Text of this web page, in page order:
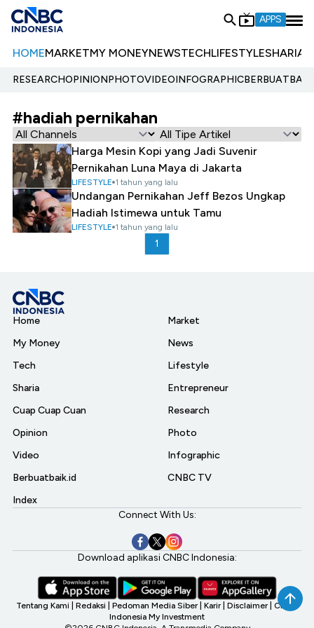
APPS
HOMEMARKETMY MONEYNEWSTECHLIFESTYLESHARIA
RESEARCHOPINIONPHOTOVIDEOINFOGRAPHIC
#hadiah pernikahan
Harga Mesin Kopi yang Jadi Suvenir
Pernikahan Luna Maya di Jakarta
LIFESTYLE 1 tahun yang lalu
Undangan Pernikahan Jeff Bezos Ungkap
Hadiah Istimewa untuk Tamu
LIFESTYLE 1 tahun yang lalu
1
Home
My Money
Tech
Sharia
Cuap Cuap Cuan
Opinion
Video
Berbuatbaik.id
Index
Market
News
Lifestyle
Entrepreneur
Research
Photo
Infographic
CNBC TV
Connect With Us:
Download aplikasi CNBC Indonesia:
Tentang Kami Redaksi Pedoman Media Siber Karir Disclaimer CNBC
Indonesia My Investment